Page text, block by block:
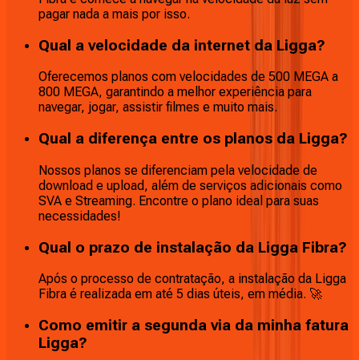
pagar nada a mais por isso.
Qual a velocidade da internet da Ligga?
Oferecemos planos com velocidades de 500 MEGA a
800 MEGA, garantindo a melhor experiência para
navegar, jogar, assistir filmes e muito mais.
Qual a diferença entre os planos da Ligga?
Nossos planos se diferenciam pela velocidade de
download e upload, além de serviços adicionais como
SVA e Streaming. Encontre o plano ideal para suas
necessidades!
Qual o prazo de instalação da Ligga Fibra?
Após o processo de contratação, a instalação da Ligga
Fibra é realizada em até 5 dias úteis, em média. 🚀
Como emitir a segunda via da minha fatura
Ligga?